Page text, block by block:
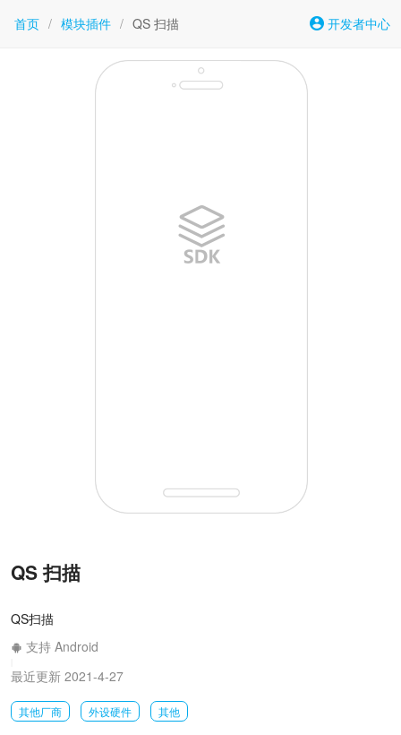
首页 / 模块插件 / QS 扫描 开发者中心
QS 扫描
QS扫描
支持 Android
最近更新 2021-4-27
其他厂商 外设硬件 其他